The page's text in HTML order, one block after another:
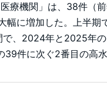
療機関」は、38件（
幅に増加した。上半
で、2024年と2025年
39件に次ぐ2番目の高水